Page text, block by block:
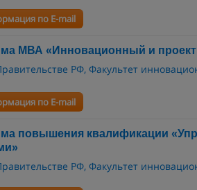
по E-mail
МВА «Инновационный и
РФ, Факультет
по E-mail
повышения квалификации
РФ, Факультет